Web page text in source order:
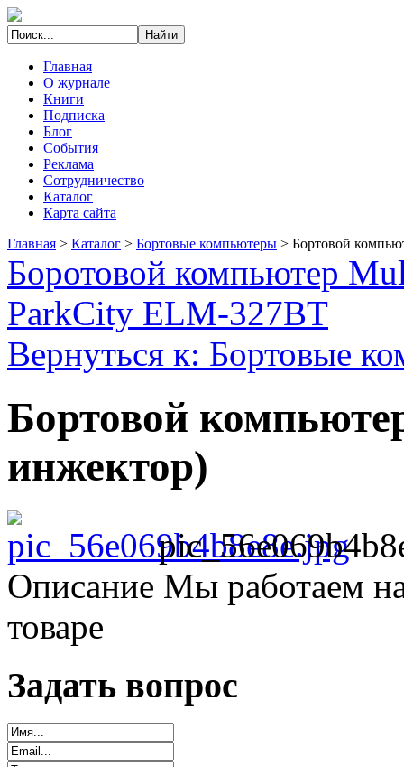
Главная
О журнале
Книги
Подписка
Блог
События
Реклама
Сотрудничество
Каталог
Карта сайта
Главная > Каталог > Бортовые компьютеры > Бортовой
Боротовой компьютер
ParkCity ELM-327BT
Вернуться к: Бортовые
Бортовой
инжектор)
Описание Мы работаем
товаре
Задать вопрос